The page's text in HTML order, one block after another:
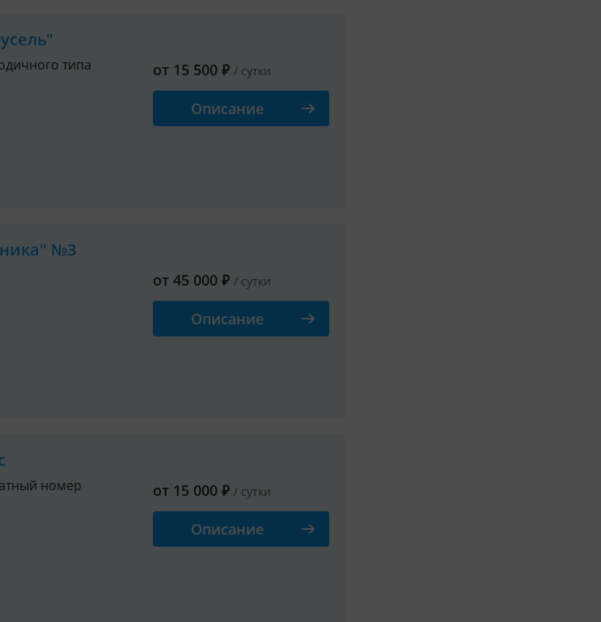
Смотреть все фото
типа от 15 500 ₽ / сутки
Описание
Смотреть все фото
№3
от 45 000 ₽ / сутки
Описание
Смотреть все фото
номер от 15 000 ₽ / сутки
Описание